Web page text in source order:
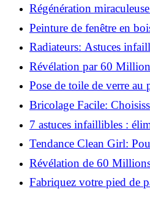
Régénération
régénérative peut
Peinture de fenêtre en
techniques infaillibles
Radiateurs: Astuces
tuyaux apparents!
Révélation par 60
Découvrez le sérum anti-
Pose de toile de verre
pour débutants!
Bricolage Facile:
pour Chaque Matériau!
7 astuces infaillibles :
rapidement !
Tendance Clean Girl:
l'adoptent?
Révélation de 60
Découvrez le meilleur
peau!
Fabriquez votre pied de